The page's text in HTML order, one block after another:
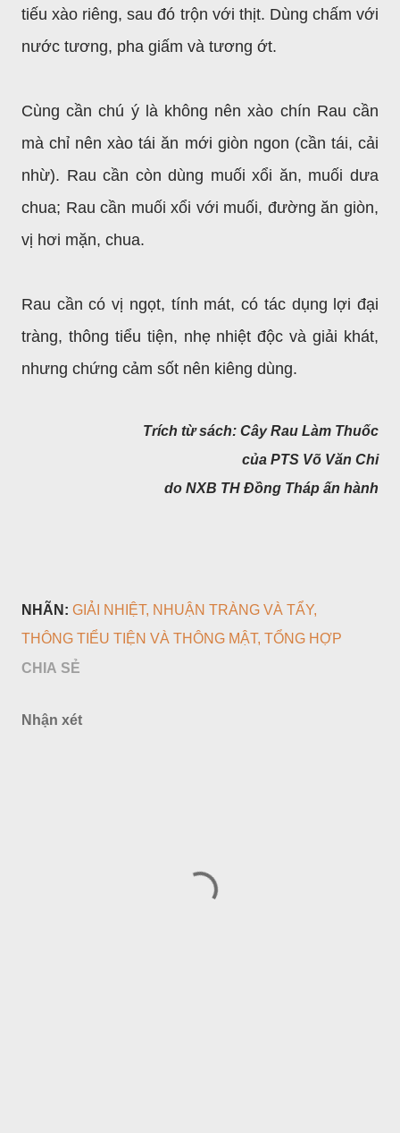
tiếu xào riêng, sau đó trộn với thịt. Dùng chấm với
nước tương, pha giấm và tương ớt.
Cùng cần chú ý là không nên xào chín Rau cần
mà chỉ nên xào tái ăn mới giòn ngon (cần tái, cải
nhừ). Rau cần còn dùng muối xổi ăn, muối dưa
chua; Rau cần muối xổi với muối, đường ăn giòn,
vị hơi mặn, chua.
Rau cần có vị ngọt, tính mát, có tác dụng lợi đại
tràng, thông tiểu tiện, nhẹ nhiệt độc và giải khát,
nhưng chứng cảm sốt nên kiêng dùng.
Trích từ sách: Cây Rau Làm Thuốc
của PTS Võ Văn Chi
do NXB TH Đồng Tháp ấn hành
NHÃN: GIẢI NHIỆT NHUẬN TRÀNG VÀ TẨY
THÔNG TIỂU TIỆN VÀ THÔNG MẬT TỔNG HỢP
CHIA SẺ
Nhận xét